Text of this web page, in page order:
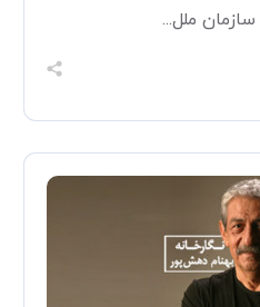
ملل...